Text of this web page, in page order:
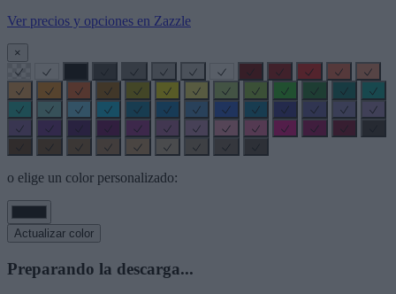
Ver precios y opciones en Zazzle
×
o elige un color personalizado:
Actualizar color
Preparando la descarga...